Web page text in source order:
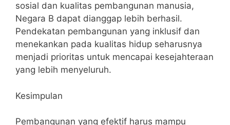
sosial dan kualitas pembangunan manusia,
Negara B dapat dianggap lebih berhasil.
Pendekatan pembangunan yang inklusif dan
menekankan pada kualitas hidup seharusnya
menjadi prioritas untuk mencapai kesejahteraan
yang lebih menyeluruh.
Kesimpulan
Pembangunan yang efektif harus mampu